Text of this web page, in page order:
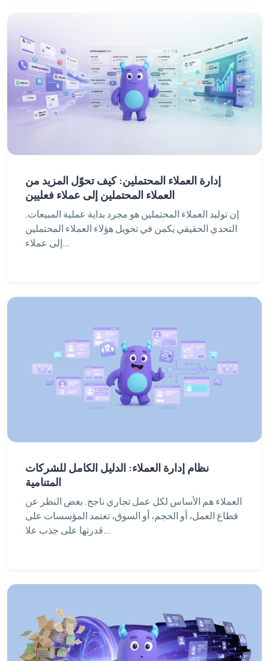
إدارة العملاء المحتملين: كيف تحوّل المزيد من
العملاء المحتملين إلى عملاء فعليين
إن توليد العملاء المحتملين هو مجرد بداية عملية المبيعات.
التحدي الحقيقي يكمن في تحويل هؤلاء العملاء المحتملين
إلى عملاء...
نظام إدارة العملاء: الدليل الكامل للشركات
المتنامية
العملاء هم الأساس لكل عمل تجاري ناجح. بغض النظر عن
قطاع العمل، أو الحجم، أو السوق، تعتمد المؤسسات على
قدرتها على جذب علا...